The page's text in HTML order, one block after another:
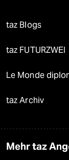
taz Blogs
taz FUTURZWEI
Le Monde
taz Archiv
Mehr taz